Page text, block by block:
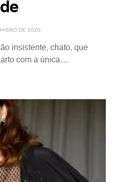
DE 2020
insistente, chato, que
com a única…